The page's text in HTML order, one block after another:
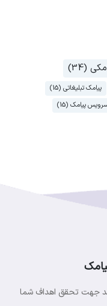
(34)
پیامک تبلیغاتی (15)
پیامک (15)
جهت تحقق اهداف شما